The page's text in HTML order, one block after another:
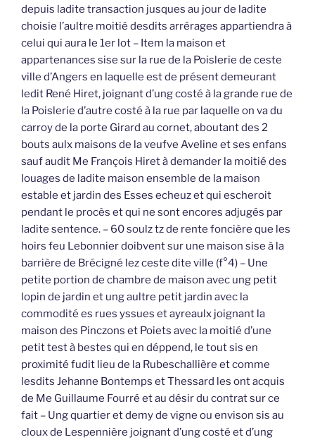
depuis ladite transaction jusques au jour de ladite
choisie l’aultre moitié desdits arrérages appartiendra à
celui qui aura le 1er lot – Item la maison et
appartenances sise sur la rue de la Poislerie de ceste
ville d’Angers en laquelle est de présent demeurant
ledit René Hiret, joignant d’ung costé à la grande rue de
la Poislerie d’autre costé à la rue par laquelle on va du
carroy de la porte Girard au cornet, aboutant des 2
bouts aulx maisons de la veufve Aveline et ses enfans
sauf audit Me François Hiret à demander la moitié des
louages de ladite maison ensemble de la maison
estable et jardin des Esses echeuz et qui escheroit
pendant le procès et qui ne sont encores adjugés par
ladite sentence. – 60 soulz tz de rente foncière que les
hoirs feu Lebonnier doibvent sur une maison sise à la
barrière de Brécigné lez ceste dite ville (f°4) – Une
petite portion de chambre de maison avec ung petit
lopin de jardin et ung aultre petit jardin avec la
commodité es rues yssues et ayreaulx joignant la
maison des Pinczons et Poiets avec la moitié d’une
petit test à bestes qui en déppend, le tout sis en
proximité fudit lieu de la Rubeschallière et comme
lesdits Jehanne Bontemps et Thessard les ont acquis
de Me Guillaume Fourré et au désir du contrat sur ce
fait – Ung quartier et demy de vigne ou envison sis au
cloux de Lespennière joignant d’ung costé et d’ung